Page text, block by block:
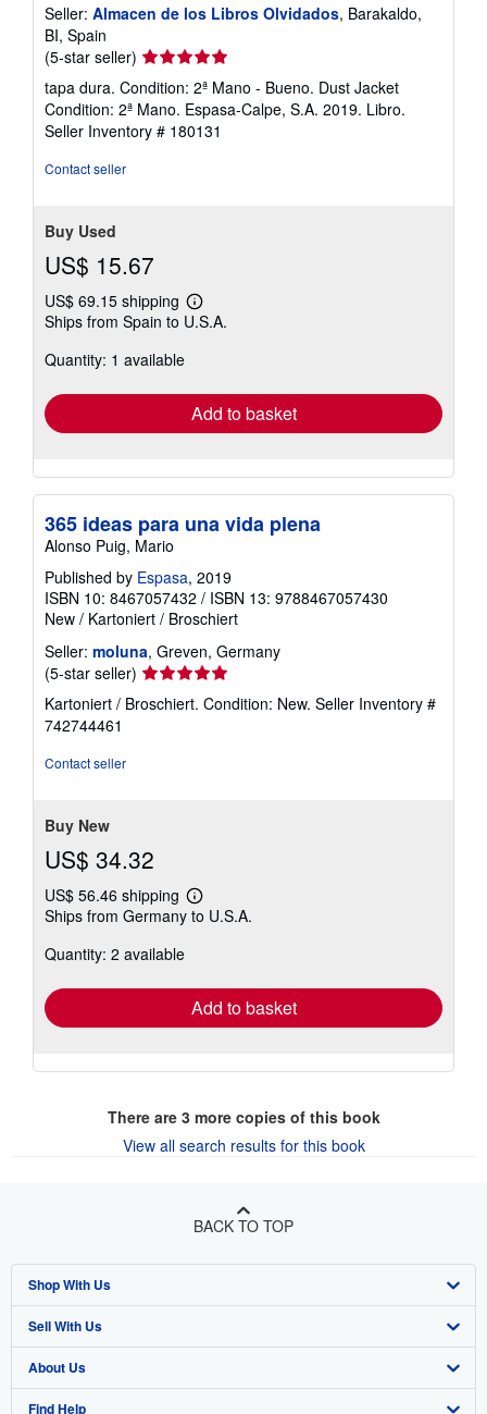
Seller: Almacen de los Libros Olvidados, Barakaldo,
BI, Spain
(5-star seller) Seller
rating
5
out
of
tapa dura. Condition: 2ª Mano - Bueno. Dust Jacket
Condition: 2ª Mano. Espasa-Calpe, S.A. 2019. Libro.
Seller Inventory # 180131
Contact seller
Buy Used
US$ 15.67
US$ 69.15 shipping
Learn
more
Ships from Spain to U.S.A.
Quantity: 1 available
Add to basket
365 ideas para una vida plena
Alonso Puig, Mario
Published by Espasa, 2019
ISBN 10: 8467057432 / ISBN 13: 9788467057430
New / Kartoniert / Broschiert
Seller: moluna, Greven, Germany
(5-star seller) Seller
rating
5
Kartoniert / Broschiert. Condition: New. Seller Inventory #
742744461
Contact seller
Buy New
US$ 34.32
US$ 56.46 shipping
Learn
more
Ships from Germany to U.S.A.
Quantity: 2 available
Add to basket
There are 3more copies of this book
View all search results for this book
BACK TO TOP
Shop With Us
Advanced Search
Browse Collections
My Account
Sell With Us
Start Selling
Join Our Affiliate Program
About Us
About AbeBooks
Find Help